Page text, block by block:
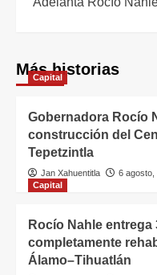
Más historias
Capital
Gobernadora Rocío
construcción del
Tepetzintla
Jan Xahuentitla
6 agosto,
Capital
Rocío Nahle
completamente
Álamo–Tihuatlán